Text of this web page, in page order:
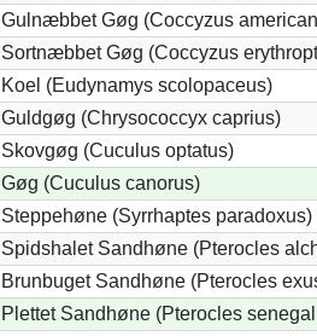
Gulnæbbet Gøg (Coccyzus
Sortnæbbet Gøg (Coccyzus
Koel (Eudynamys scolopaceus)
Guldgøg (Chrysococcyx caprius)
Skovgøg (Cuculus optatus)
Gøg (Cuculus canorus)
Steppehøne (Syrrhaptes paradoxus)
Spidshalet Sandhøne (Pterocles
Brunbuget Sandhøne (Pterocles
Plettet Sandhøne (Pterocles